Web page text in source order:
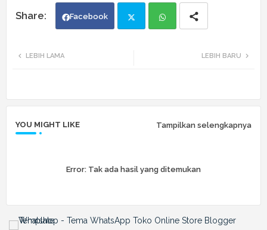
Facebook
r app
LEBIH BARU
LEBIH LAMA
YOU MIGHT LIKE Tampilkan selengkapnya
Error: Tak ada hasil yang ditemukan